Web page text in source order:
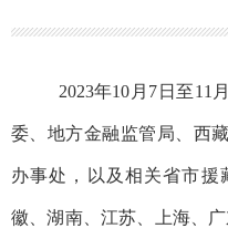
2023年10月 7 日至11月
委、地方金融监管局、西
办事处，以及相关省市援
徽、湖南、江苏、上海、